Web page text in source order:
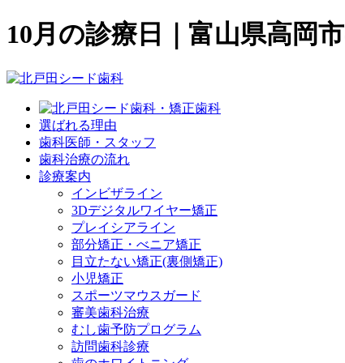
10月の診療日｜富山県高岡
選ばれる理由
歯科医師・スタッフ
歯科治療の流れ
診療案内
インビザライン
3Dデジタルワイヤー矯正
プレイシアライン
部分矯正・べニア矯正
目立たない矯正(裏側矯正)
小児矯正
スポーツマウスガード
審美歯科治療
むし歯予防プログラム
訪問歯科診療